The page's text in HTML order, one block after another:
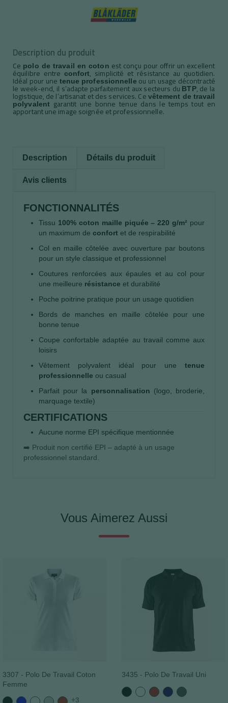
Description du produit
Ce polo de travail en coton est conçu pour offrir un excellent
équilibre entre confort, simplicité et résistance au quotidien.
Idéal pour une tenue professionnelle ou un usage décontracté
le week-end, il s’adapte parfaitement aux secteurs du BTP, de la
logistique, de l’artisanat et des services. Ce vêtement de travail
polyvalent garantit une bonne tenue dans le temps tout en
apportant une image soignée et professionnelle.
Description Détails du produit
Avis clients
FONCTIONNALITÉS
Tissu 100% coton maille piquée – 220 g/m² pour
un maximum de confort et de respirabilité
Col en maille côtelée avec ouverture par boutons
pour un style classique et professionnel
Coutures renforcées aux épaules et au col pour
une meilleure résistance et durabilité
Poche poitrine pratique pour un usage quotidien
Bords de manches en maille côtelée pour une
bonne tenue
Coupe confortable adaptée au travail comme aux
loisirs
Vêtement polyvalent idéal pour une tenue
professionnelle ou casual
Parfait pour la personnalisation (logo, broderie,
marquage textile)
CERTIFICATIONS
Aucune norme EPI spécifique mentionnée
➡️ Produit non certifié EPI – adapté à un usage
professionnel standard.
Vous Aimerez Aussi
3307 - Polo De Travail Coton
Femme
+3
3435 - Polo De Travail Uni
Noir BlancRougeBleuGris